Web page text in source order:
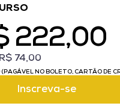
222,00
R$ 74,00
NO BOLETO, CARTÃO DE
Inscreva-se